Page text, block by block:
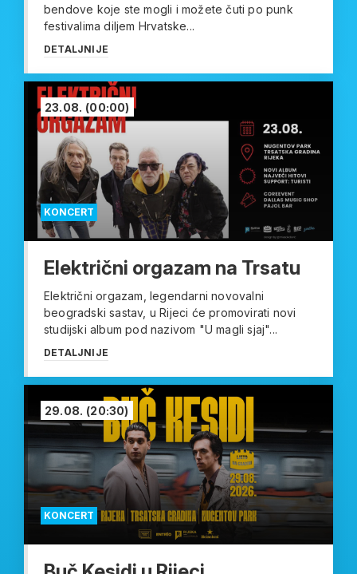
bendove koje ste mogli i možete čuti po punk
festivalima diljem Hrvatske...
DETALJNIJE
KONCERT
23.08. (00:00)
Električni orgazam na Trsatu
Električni orgazam, legendarni novovalni
beogradski sastav, u Rijeci će promovirati novi
studijski album pod nazivom "U magli sjaj"...
DETALJNIJE
KONCERT
29.08. (20:30)